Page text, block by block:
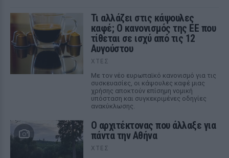
Τι αλλάζει στις κάψουλες
καφέ; Ο κανονισμός της ΕΕ που
τίθεται σε ισχύ από τις 12
Αυγούστου
ΧΤΕΣ
Με τον νέο ευρωπαϊκό κανονισμό για τις
συσκευασίες, οι κάψουλες καφέ μιας
χρήσης αποκτούν επίσημη νομική
υπόσταση και συγκεκριμένες οδηγίες
ανακύκλωσης.
Ο αρχιτέκτονας που άλλαξε για
πάντα την Αθήνα
ΧΤΕΣ